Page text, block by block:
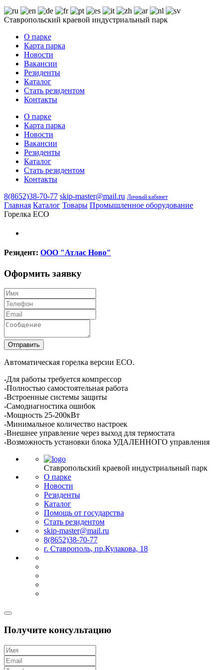
Ставропольский краевой индустриальный парк
О парке
Карта парка
Новости
Вакансии
Резиденты
Каталог
Стать резидентом
Контакты
О парке
Карта парка
Новости
Вакансии
Резиденты
Каталог
Стать резидентом
Контакты
8(8652)38-70-77 skip-master@mail.ru Личный кабинет
Главная Каталог Товары Промышленное оборудование
Горелка ECO
Резидент: ООО "Атлас Ново"
Оформить заявку
Отправить
Автоматическая горелка версии ECO.
-Для работы требуется компрессор
-Полностью самостоятельная работа
-Встроенные системы защиты
-Самодиагностика ошибок
-Мощность 25-200кВт
-Минимальное количество настроек
-Внешнее управление через выход для термостата
-Возможность установки блока УДАЛЕННОГО управления
Ставропольский краевой индустриальный парк
О парке
Новости
Резиденты
Каталог
Помощь от государства
Стать резидентом
skip-master@mail.ru
8(8652)38-70-77
г. Ставрополь, пр.Кулакова, 18
Получите консультацию